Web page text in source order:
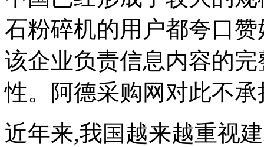
石粉碎机的用户都夸口
该企业负责信息内容的
性。阿德采购网对此不
近年来,我国越来越重视